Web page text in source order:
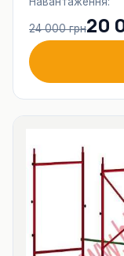
24 000 грн20